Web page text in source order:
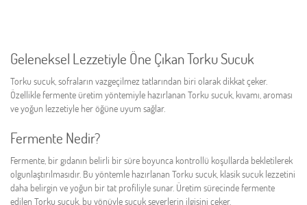
Geleneksel Lezzetiyle Öne Çıkan Torku Sucuk
Torku sucuk, sofraların vazgeçilmez tatlarından biri olarak dikkat çeker.
Özellikle fermente üretim yöntemiyle hazırlanan Torku sucuk, kıvamı, aroması
ve yoğun lezzetiyle her öğüne uyum sağlar.
Fermente Nedir?
Fermente, bir gıdanın belirli bir süre boyunca kontrollü koşullarda bekletilerek
olgunlaştırılmasıdır. Bu yöntemle hazırlanan Torku sucuk, klasik sucuk lezzetini
daha belirgin ve yoğun bir tat profiliyle sunar. Üretim sürecinde fermente
edilen Torku sucuk, bu yönüyle sucuk severlerin ilgisini çeker.